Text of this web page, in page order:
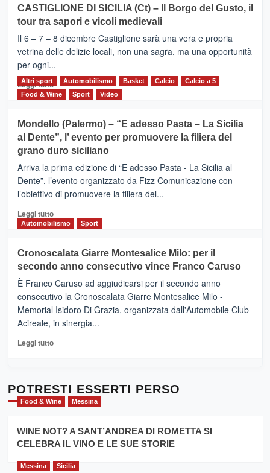
MOIO
ALCANTARA
–
Vivicittà,
alla
scoperta
del
territorio,
e
messaggi
di
CASTIGLIONE DI SICILIA (Ct) – Il Borgo del Gusto, il
tour tra sapori e vicoli medievali
Il 6 – 7 – 8 dicembre Castiglione sarà una vera e propria
vetrina delle delizie locali, non una sagra, ma una opportunità
per ogni...
Leggi tuttoLeggi
di
CASTIGLIONE
DI
SICILIA
(Ct)
–
Il
Borgo
Gusto,
il
tra
sapori
vicoli
medievali
Altri sport Automobilismo Basket Calcio
Calcio a 5
Food & Wine
Sport Video
Mondello (Palermo) – “E adesso Pasta – La Sicilia
al Dente”, l’ evento per promuovere la filiera del
grano duro siciliano
Arriva la prima edizione di “E adesso Pasta - La Sicilia al
Dente”, l’evento organizzato da Fizz Comunicazione con
l’obiettivo di promuovere la filiera del...
Leggi tuttoLeggi
di
Mondello
(Palermo)
–
“E
adesso
Pasta
–
Sicilia
l’
evento
per
la
filiera
grano
Automobilismo Sport
Cronoscalata Giarre Montesalice Milo: per il
secondo anno consecutivo vince Franco Caruso
È Franco Caruso ad aggiudicarsi per il secondo anno
consecutivo la Cronoscalata Giarre Montesalice Milo -
Memorial Isidoro Di Grazia, organizzata dall'Automobile Club
Acireale, in sinergia...
Leggi tuttoLeggi
Cronoscalata
Giarre
Montesalice
per
il
anno
POTRESTI ESSERTI PERSO
Food & Wine Messina
WINE NOT? A SANT’ANDREA DI ROMETTA SI
CELEBRA IL VINO E LE SUE STORIE
Messina Sicilia